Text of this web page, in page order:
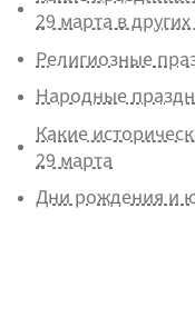
29 марта в
Религиозные
Народные
Какие
29 марта
Дни рождения и